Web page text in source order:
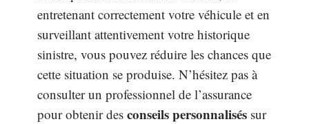
entretenant correctement votre véhicule et en
surveillant attentivement votre historique
sinistre, vous pouvez réduire les chances que
cette situation se produise. N’hésitez pas à
consulter un professionnel de l’assurance
pour obtenir des conseils personnalisés sur